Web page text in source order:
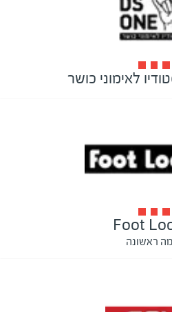
Foot
ראשונה